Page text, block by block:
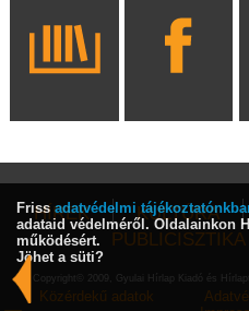
HÍREK KULTÚRA
PUBLICISZTIKA
Copyright© 2009, Gyulai Hírlap Kiadó és
Közérdekű adatok
Friss adatvédelmi
adataid védelméről. Oldalainkon
működésért.
Jöhet a süti?